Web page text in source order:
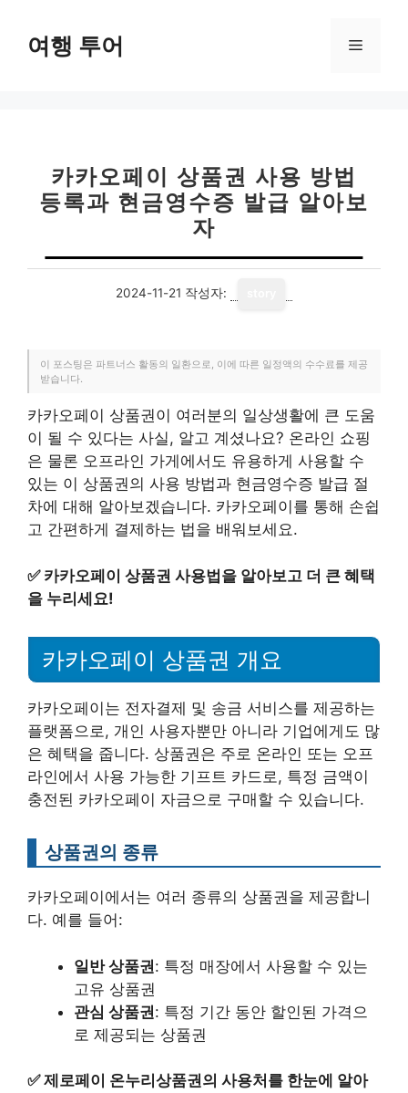
여행 투어 메
카카오페이 상품권 사용 방법
등록과 현금영수증 발급 알아보
자
2024-11-21 작성자:
이 포스팅은 파트너스 활동의 일환으로, 이에 따른 일정액의 수수료를 제공
받습니다.
카카오페이 상품권이 여러분의 일상생활에 큰 도움
이 될 수 있다는 사실, 알고 계셨나요? 온라인 쇼핑
은 물론 오프라인 가게에서도 유용하게 사용할 수
있는 이 상품권의 사용 방법과 현금영수증 발급 절
차에 대해 알아보겠습니다. 카카오페이를 통해 손쉽
고 간편하게 결제하는 법을 배워보세요.
✅ 카카오페이 상품권 사용법을 알아보고 더 큰 혜택
을 누리세요!
카카오페이 상품권 개요
카카오페이는 전자결제 및 송금 서비스를 제공하는
플랫폼으로, 개인 사용자뿐만 아니라 기업에게도 많
은 혜택을 줍니다. 상품권은 주로 온라인 또는 오프
라인에서 사용 가능한 기프트 카드로, 특정 금액이
충전된 카카오페이 자금으로 구매할 수 있습니다.
상품권의 종류
카카오페이에서는 여러 종류의 상품권을 제공합니
다. 예를 들어:
일반 상품권: 특정 매장에서 사용할 수 있는
고유 상품권
관심 상품권: 특정 기간 동안 할인된 가격으
로 제공되는 상품권
✅제로페이 온누리상품권의 사용처를 한눈에 알아